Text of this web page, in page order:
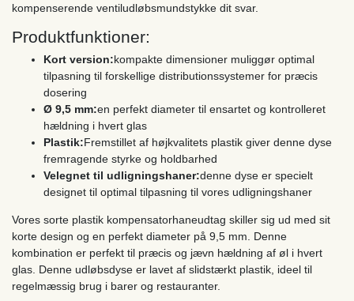
kompenserende ventiludløbsmundstykke dit svar.
Produktfunktioner:
Kort version:kompakte dimensioner muliggør optimal
tilpasning til forskellige distributionssystemer for præcis
dosering
Ø 9,5 mm:en perfekt diameter til ensartet og kontrolleret
hældning i hvert glas
Plastik:Fremstillet af højkvalitets plastik giver denne dyse
fremragende styrke og holdbarhed
Velegnet til udligningshaner:denne dyse er specielt
designet til optimal tilpasning til vores udligningshaner
Vores sorte plastik kompensatorhaneudtag skiller sig ud med sit
korte design og en perfekt diameter på 9,5 mm. Denne
kombination er perfekt til præcis og jævn hældning af øl i hvert
glas. Denne udløbsdyse er lavet af slidstærkt plastik, ideel til
regelmæssig brug i barer og restauranter.